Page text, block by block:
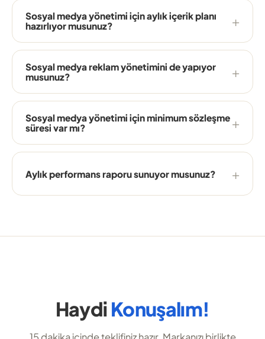
Sosyal medya yönetimi için aylık içerik planı
hazırlıyor musunuz?
Sosyal medya reklam yönetimini de yapıyor
musunuz?
Sosyal medya yönetimi için minimum sözleşme
süresi var mı?
Aylık performans raporu sunuyor musunuz?
Haydi Konuşalım!